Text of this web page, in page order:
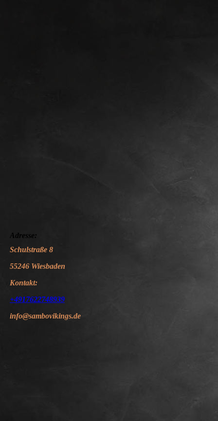
Adresse:
Schulstraße 8
55246 Wiesbaden
Kontakt:
+4917622748939
info@sambovikings.de